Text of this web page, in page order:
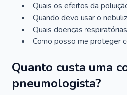
Quais os efeitos da
Quando devo usar o
Quais doenças
Como posso me proteger
Quanto custa uma
pneumologista?